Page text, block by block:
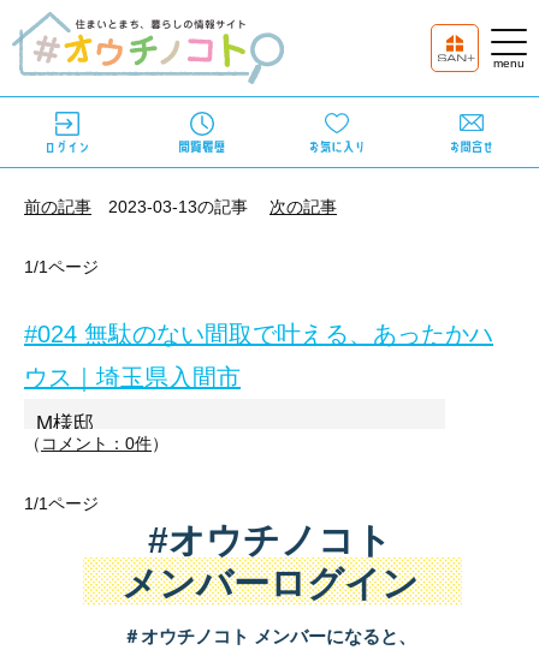
前の記事 2023-03-13の記事 次の記事
1/1ページ
#024 無駄のない間取で叶える、あったかハ
ウス｜埼玉県入間市
M様邸
間取：3LDK
敷地面積：152.51㎡
延床面積：100.03㎡
建物価格：1000万円台
（ コメント：0件）
1/1ページ
#オウチノコト
メンバーログイン
＃オウチノコト メンバーになると、